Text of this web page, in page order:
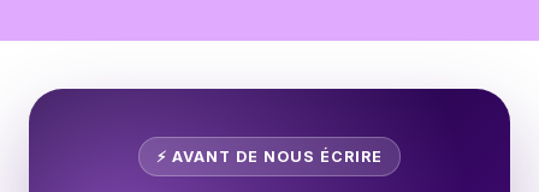
indésirables. Si rien n'arrive sous 24 heures,
directement sur WhatsApp via le numéro
⚡ AVANT DE NOUS ÉCRIRE